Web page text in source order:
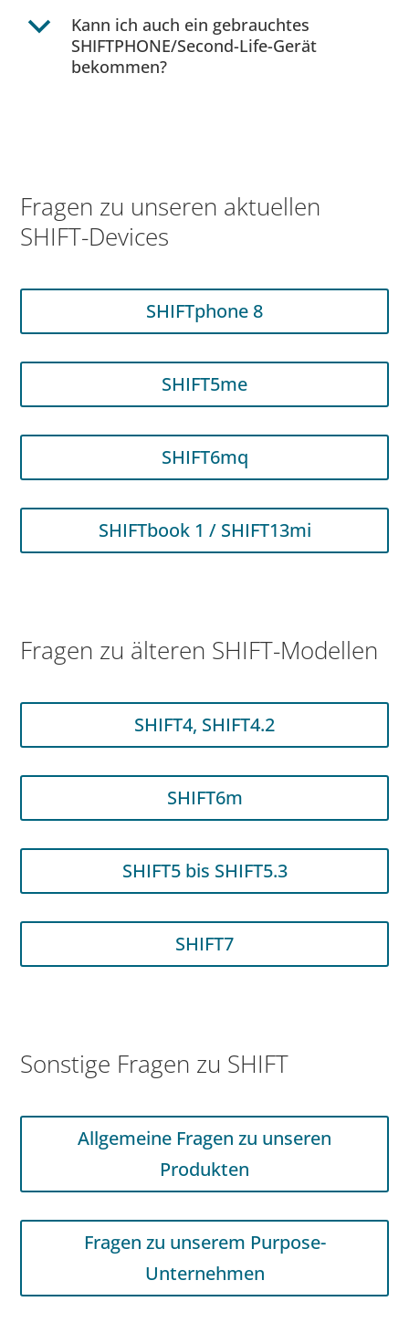
b
Kann ich auch ein gebrauchtes
SHIFTPHONE/Second-Life-Gerät
bekommen?
Fragen zu unseren aktuellen
SHIFT-Devices
SHIFTphone 8
SHIFT5me
SHIFT6mq
SHIFTbook 1 / SHIFT13mi
Fragen zu älteren SHIFT-Modellen
SHIFT4, SHIFT4.2
SHIFT6m
SHIFT5 bis SHIFT5.3
SHIFT7
Sonstige Fragen zu SHIFT
Allgemeine Fragen zu unseren
Produkten
Fragen zu unserem Purpose-
Unternehmen